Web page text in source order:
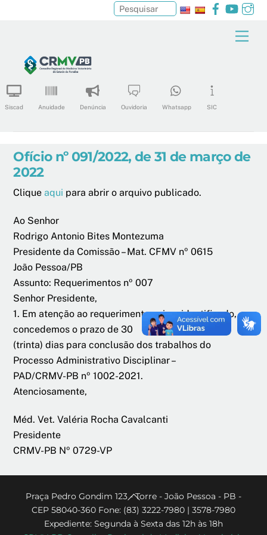
content
Facebook
Siscad Anuidade Denúncia Ouvidoria Whatsapp SIC
Pesquisar
Ofício nº 091/2022, de 31 de março de
2022
Clique aqui para abrir o arquivo publicado.
Ao Senhor
Rodrigo Antonio Bites Montezuma
Presidente da Comissão – Mat. CFMV nº 0615
João Pessoa/PB
Assunto: Requerimentos nº 007
Senhor Presidente,
1. Em atenção ao requerimento acima identificado,
concedemos o prazo de 30
(trinta) dias para conclusão dos trabalhos do
Processo Administrativo Disciplinar –
PAD/CRMV-PB nº 1002-2021.
Atenciosamente,
Méd. Vet. Valéria Rocha Cavalcanti
Presidente
CRMV-PB Nº 0729-VP
Back
To
Top
Praça Pedro Gondim 123 - Torre - João Pessoa - PB -
CEP 58040-360 Fone: (83) 3222-7980 | 3578-7980
Expediente: Segunda à Sexta das 12h às 18h